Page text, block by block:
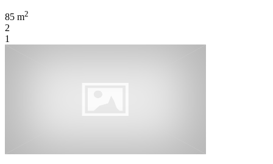
85 m2
2
1